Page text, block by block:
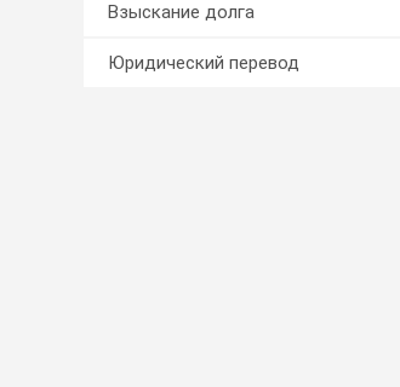
Взыскание долга
Юридический перевод